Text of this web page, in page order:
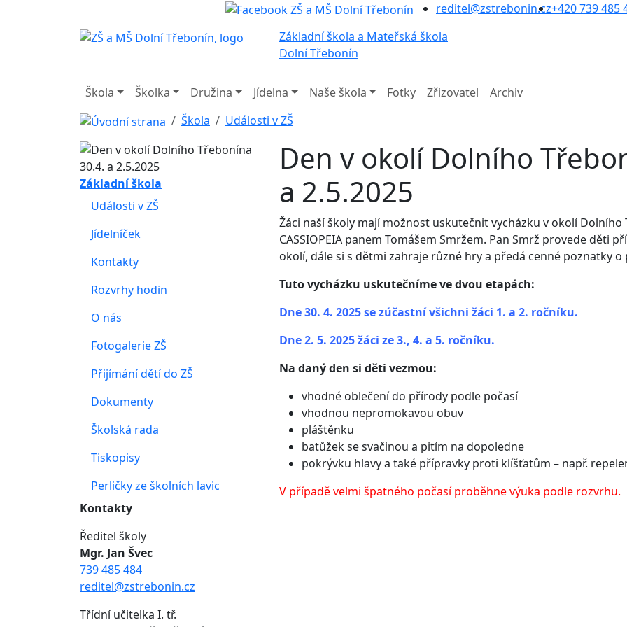
reditel@zstrebonin.cz+420 739 485
Základní škola a Mateřská škola
Dolní Třebonín
Škola Školka Družina Jídelna Naše škola Fotky Zřizovatel
Archiv
Škola
Události v ZŠ
Den v okolí Dolního
a 2.5.2025
Žáci naší školy mají možnost uskutečnit vycházku v okolí Dolního
CASSIOPEIA panem Tomášem Smržem. Pan Smrž provede děti
okolí, dále si s dětmi zahraje různé hry a předá cenné poznatky
Tuto vycházku uskutečníme ve dvou etapách:
Dne 30. 4. 2025 se zúčastní všichni žáci 1. a 2. ročníku.
Dne 2. 5. 2025 žáci ze 3., 4. a 5. ročníku.
Na daný den si děti vezmou:
vhodné oblečení do přírody podle počasí
vhodnou nepromokavou obuv
pláštěnku
batůžek se svačinou a pitím na dopoledne
pokrývku hlavy a také přípravky proti klíšťatům – např.
V případě velmi špatného počasí proběhne výuka podle rozvrhu.
Základní škola
Události v ZŠ
Jídelníček
Kontakty
Rozvrhy hodin
O nás
Fotogalerie ZŠ
Přijímání dětí do ZŠ
Dokumenty
Školská rada
Tiskopisy
Perličky ze školních lavic
Kontakty
Ředitel školy
Mgr. Jan Švec
739 485 484
reditel@zstrebonin.cz
Třídní učitelka I. tř.